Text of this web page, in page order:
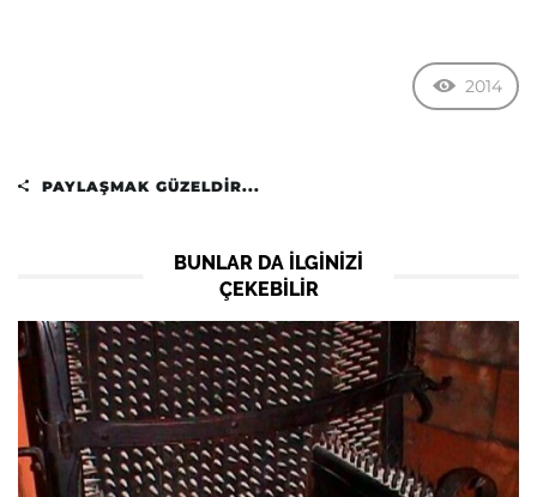
2014
PAYLAŞMAK GÜZELDIR...
BUNLAR DA ILGINIZI
ÇEKEBILIR